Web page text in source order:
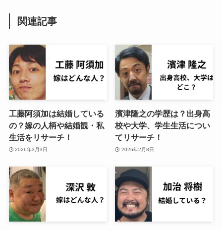
関連記事
工藤阿須加は結婚している
の？嫁の人柄や結婚観・私
生活をリサーチ！
2026年3月3日
濱津隆之の学歴は？出身高
校や大学、学生生活につい
てリサーチ！
2026年2月8日